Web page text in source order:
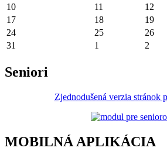
10 11 12
17
18 19
24
25 26
31
1 2
Seniori
Zjednodušená verzia stránok
MOBILNÁ APLIKÁCIA